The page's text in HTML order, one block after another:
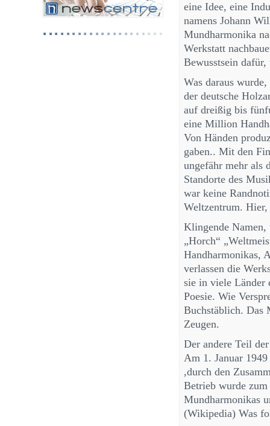
eine Idee, eine
namens Johann
Mundharmonika
Werkstatt
Bewusstsein
Was daraus
der deutsche
auf dreißig bis
eine Million
Von Händen
gaben.. Mit den
ungefähr mehr als
Standorte des
war keine
Weltzentrum.
Klingende Namen,
„Horch“
Handharmonikas,
verlassen die
sie in viele Länder
Poesie. Wie
Buchstäblich. Das
Zeugen.
Der andere Teil
Am 1. Januar
,durch den
Betrieb wurde
Mundharmonikas
(Wikipedia) Was